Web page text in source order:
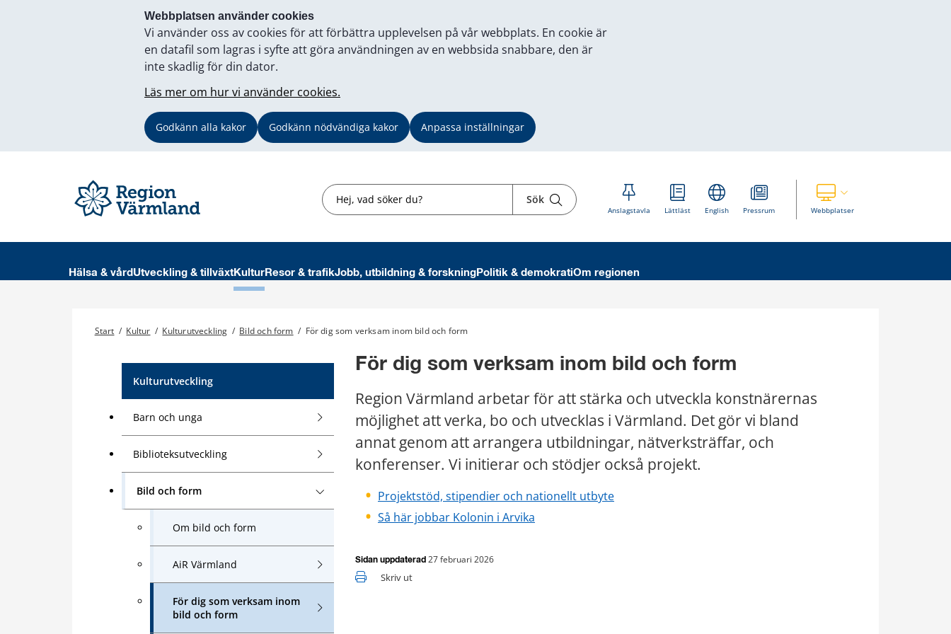
Webbplatsen använder cookies
Vi använder oss av cookies för att förbättra upplevelsen på vår webbplats. En cookie är
en datafil som lagras i syfte att göra användningen av en webbsida snabbare, den är
inte skadlig för din dator.
Läs mer om hur vi använder cookies.
Godkänn alla kakor Godkänn nödvändiga kakor Anpassa inställningar
Sök Sök
Anslagstavla Lättläst English Pressrum WebbplatserVisa våra andra webbplatser
Hälsa & vård Utveckling & tillväxtKulturResor & trafikJobb, utbildning & forskningPolitik & demokratiOm regionen
Start / Kultur / Kulturutveckling / Bild och form / För dig som verksam inom bild och form
Kulturutveckling
Barn och unga
Biblioteksutveckling
Bild och form
Om bild och form
AiR Värmland
För dig som verksam inom
bild och form
För dig som verksam inom bild och form
Region Värmland arbetar för att stärka och utveckla konstnärernas
möjlighet att verka, bo och utvecklas i Värmland. Det gör vi bland
annat genom att arrangera utbildningar, nätverksträffar, och
konferenser. Vi initierar och stödjer också projekt.
Projektstöd, stipendier och nationellt utbyte
Så här jobbar Kolonin i Arvika
Sidan uppdaterad 27 februari 2026
Skriv ut